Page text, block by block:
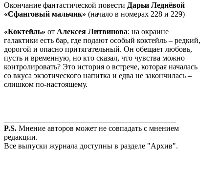
Окончание фантастической повести Дарьи Леднёвой
«Сфанговый мальчик» (начало в номерах 228 и 229)
«Коктейль» от Алексея Литвинова: на окраине
галактики есть бар, где подают особый коктейль – редкий,
дорогой и опасно притягательный. Он обещает любовь,
пусть и временную, но кто сказал, что чувства можно
контролировать? Это история о встрече, которая началась
со вкуса экзотического напитка и едва не закончилась –
слишком по-настоящему.
P.S. Мнение авторов может не совпадать с мнением
редакции.
Все выпуски журнала доступны в разделе "Архив".